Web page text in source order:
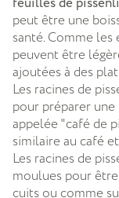
peut être une
santé. Comme
peuvent être
ajoutées à des
Les racines de
pour préparer une
appelée "café de
similaire au café
Les racines de
moulues pour
cuits ou comme